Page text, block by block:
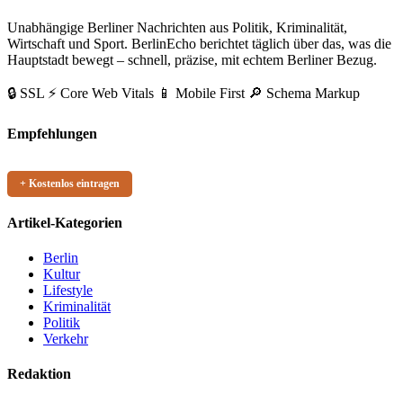
Unabhängige Berliner Nachrichten aus Politik, Kriminalität,
Wirtschaft und Sport. BerlinEcho berichtet täglich über das, was die
Hauptstadt bewegt – schnell, präzise, mit echtem Berliner Bezug.
🔒 SSL ⚡ Core Web Vitals 📱 Mobile First 🔎 Schema Markup
Empfehlungen
+ Kostenlos eintragen
Artikel-Kategorien
Berlin
Kultur
Lifestyle
Kriminalität
Politik
Verkehr
Redaktion